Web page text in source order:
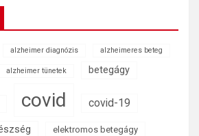
alzheimer diagnózis alzheimeres beteg
alzheimer tünetek betegágy
covid covid-19
elektromos betegágy